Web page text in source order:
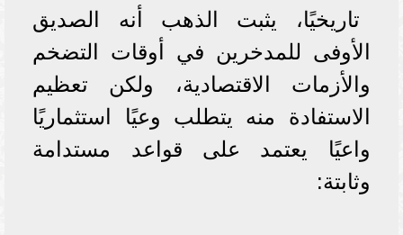
تاريخيًا، يثبت الذهب أنه الصديق
الأوفى للمدخرين في أوقات التضخم
والأزمات الاقتصادية، ولكن تعظيم
الاستفادة منه يتطلب وعيًا استثماريًا
واعيًا يعتمد على قواعد مستدامة
وثابتة: